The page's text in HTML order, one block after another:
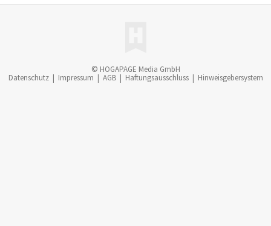
© HOGAPAGE Media GmbH
Datenschutz | Impressum | AGB | Haftungsausschluss | Hinweisgebersystem